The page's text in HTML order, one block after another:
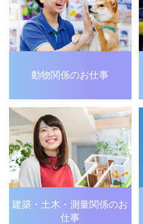
動物関係のお仕事
建築・土木・測量関係のお
仕事